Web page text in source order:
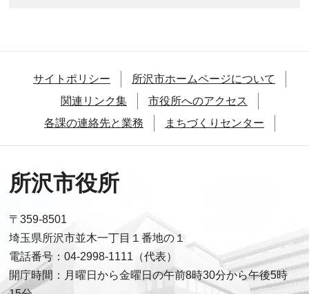
サイトポリシー
所沢市ホームページについて
関連リンク集
市役所へのアクセス
各課の連絡先と業務
まちづくりセンター
所沢市役所
〒359-8501
埼玉県所沢市並木一丁目１番地の１
電話番号：04-2998-1111（代表）
開庁時間：月曜日から金曜日の午前8時30分から午後5時